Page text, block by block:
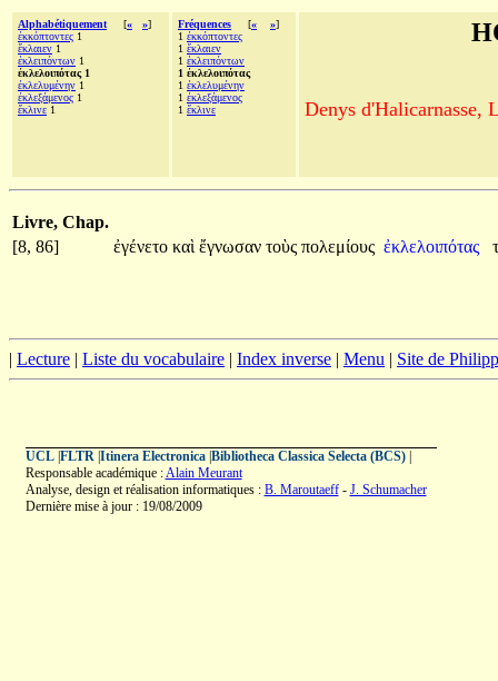
Alphabétiquement [« »]
ἐκκόπτοντες 1
ἔκλαιεν 1
ἐκλειπόντων 1
ἐκλελοιπότας 1
ἐκλελυμένην 1
ἐκλεξάμενος 1
ἔκλινε 1
Fréquences [« »]
1 ἐκκόπτοντες
1 ἔκλαιεν
1 ἐκλειπόντων
1 ἐκλελοιπότας
1 ἐκλελυμένην
1 ἐκλεξάμενος
1 ἔκλινε Denys d'Halicarnasse,
Livre, Chap.
[8, 86]
ἐγένετο καὶ ἔγνωσαν τοὺς πολεμίους ἐκλελοιπότας
| Lecture | Liste du vocabulaire | Index inverse | Menu | Site de
UCL| FLTR| Itinera Electronica| Bibliotheca Classica Selecta (BCS)|
Responsable académique :Alain Meurant
Analyse, design et réalisation informatiques : B. Maroutaeff- J. Schumacher
Dernière mise à jour : 19/08/2009